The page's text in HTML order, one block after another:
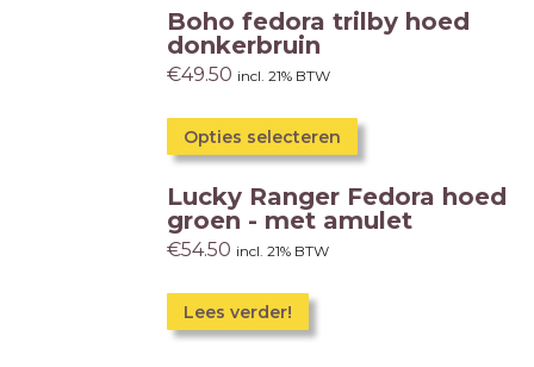
Boho fedora trilby hoed
donkerbruin
€49.50 incl. 21% BTW
Opties selecteren
Lucky Ranger Fedora hoed
groen - met amulet
€54.50 incl. 21% BTW
Lees verder!